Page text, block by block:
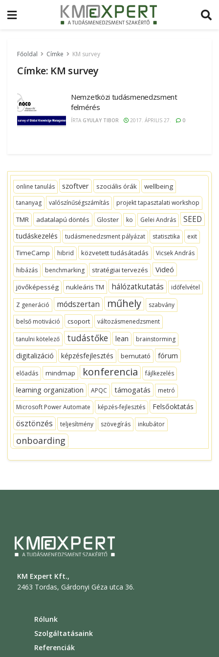
Főoldal Címke KM survey
Címke: KM survey
Nemzetközi tudásmenedzsment
felmérés
ÍRTA GYULAY TIBOR 2017. ÁPRILIS 27. 0
online tanulás szoftver szociális órák wellbeing
tananyag valószínűségszámítás projekt tapasztalati workshop
TMR adatalapú döntés Gloster ko Gelei András SEED
tudáskezelés tudásmenedzsment pályázat statisztika exit
TimeCamp hibrid közvetett tudásátadás Vicsek András
hibázás benchmarking stratégiai tervezés Videó
jövőképesség nukleáris TM hálózatkutatás időfelvétel
Z generáció módszertan műhely
szabvány
belső motiváció
csoport változásmenedzsment
tanulni kötelező tudástőke lean brainstorming
digitalizáció képzésfejlesztés bemutató fórum
előadás mindmap konferencia fájlkezelés
learning organization APQC támogatás
metró
Microsoft Power Automate
képzés-fejlesztés Felsőoktatás
ösztönzés teljesítmény szövegírás inkubátor
onboarding
KM Expert Kft.,
2463 Tordas, Gárdonyi Géza utca 36.
Rólunk
Szolgáltatásaink
Referenciák